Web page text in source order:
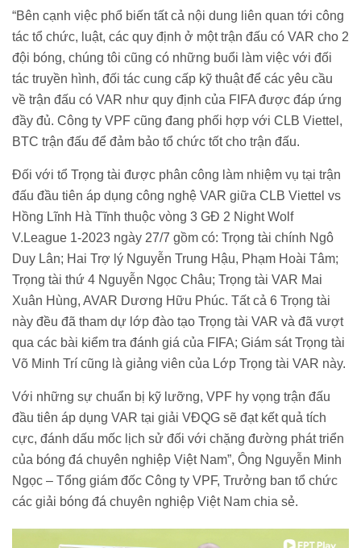
“Bên cạnh việc phổ biến tất cả nội dung liên quan tới công
tác tổ chức, luật, các quy định ở một trận đấu có VAR cho 2
đội bóng, chúng tôi cũng có những buổi làm việc với đối
tác truyền hình, đối tác cung cấp kỹ thuật để các yêu cầu
về trận đấu có VAR như quy định của FIFA được đáp ứng
đầy đủ. Công ty VPF cũng đang phối hợp với CLB Viettel,
BTC trận đấu để đảm bảo tổ chức tốt cho trận đấu.
Đối với tổ Trọng tài được phân công làm nhiệm vụ tại trận
đấu đầu tiên áp dụng công nghệ VAR giữa CLB Viettel vs
Hồng Lĩnh Hà Tĩnh thuộc vòng 3 GĐ 2 Night Wolf
V.League 1-2023 ngày 27/7 gồm có: Trọng tài chính Ngô
Duy Lân; Hai Trợ lý Nguyễn Trung Hậu, Phạm Hoài Tâm;
Trọng tài thứ 4 Nguyễn Ngọc Châu; Trọng tài VAR Mai
Xuân Hùng, AVAR Dương Hữu Phúc. Tất cả 6 Trọng tài
này đều đã tham dự lớp đào tạo Trọng tài VAR và đã vượt
qua các bài kiểm tra đánh giá của FIFA; Giám sát Trọng tài
Võ Minh Trí cũng là giảng viên của Lớp Trọng tài VAR này.
Với những sự chuẩn bị kỹ lưỡng, VPF hy vọng trận đấu
đầu tiên áp dụng VAR tại giải VĐQG sẽ đạt kết quả tích
cực, đánh dấu mốc lịch sử đối với chặng đường phát triển
của bóng đá chuyên nghiệp Việt Nam”, Ông Nguyễn Minh
Ngọc – Tổng giám đốc Công ty VPF, Trưởng ban tổ chức
các giải bóng đá chuyên nghiệp Việt Nam chia sẻ.